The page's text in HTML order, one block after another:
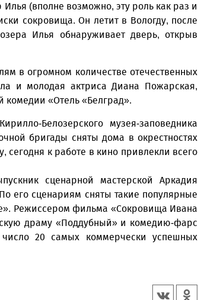
(вполне возможно, эту роль как раз и
сокровища. Он летит в Вологду, после
Илья обнаруживает дверь, открыв
в огромном количестве отечественных
и молодая актриса Диана Пожарская,
«Отель «Белград».
Белозерского музея-заповедника
бригады сняты дома в окрестностях
сегодня к работе в кино привлекли всего
сценарной мастерской Аркадия
его сценариям сняты такие популярные
Режиссером фильма «Сокровища Ивана
драму «Поддубный» и комедию-фарс
20 самых коммерчески успешных